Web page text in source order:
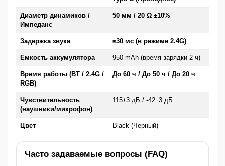
Диаметр динамиков /
Импеданс
50 мм / 20 Ω ±10%
Задержка звука ≤30 мс (в режиме 2.4G)
Емкость аккумулятора 950 mAh (время зарядки 2 ч)
Время работы (BT / 2.4G /
RGB)
До 60 ч / До 50 ч / До 20 ч
Чувствительность
(наушники/микрофон)
115±3 дБ / -42±3 дБ
Цвет Black (Черный)
Часто задаваемые вопросы (FAQ)